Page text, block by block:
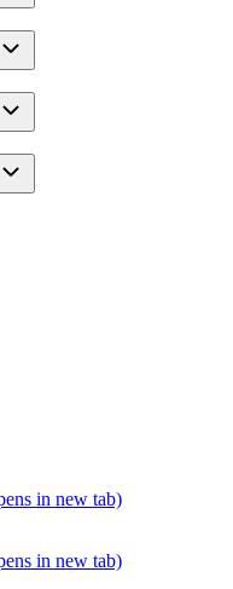
in new tab)
in new tab)